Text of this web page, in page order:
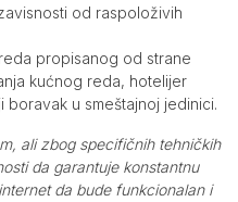
od raspoloživih
propisanog od strane
kućnog reda, hotelijer
u smeštajnoj jedinici.
ali zbog specifičnih tehničkih
da garantuje konstantnu
da bude funkcionalan i